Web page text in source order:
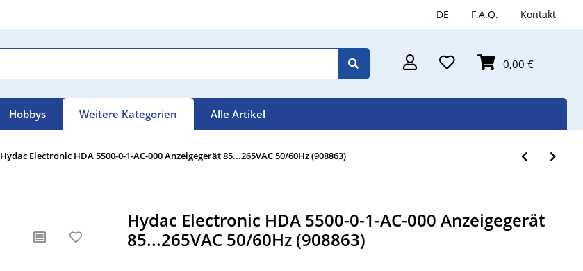
DE F.A.Q. Kontakt
0,00 €
Hobbys Weitere Kategorien Alle Artikel
Hydac Electronic HDA 5500-0-1-AC-000 Anzeigegerät 85...265VAC 50/60Hz (908863)
Hydac Electronic HDA 5500-0-1-AC-000 Anzeigegerät
85...265VAC 50/60Hz (908863)